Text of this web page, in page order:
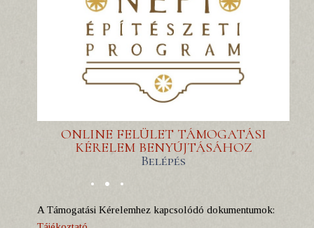
ONLINE FELÜLET TÁMOGATÁSI
KÉRELEM BENYÚJTÁSÁHOZ
Belépés
A Támogatási Kérelemhez kapcsolódó dokumentumok: